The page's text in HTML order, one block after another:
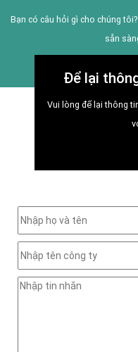
Bạn có câu hỏi gì cho chúng
sẵn
Để lại
Vui lòng để lại thông